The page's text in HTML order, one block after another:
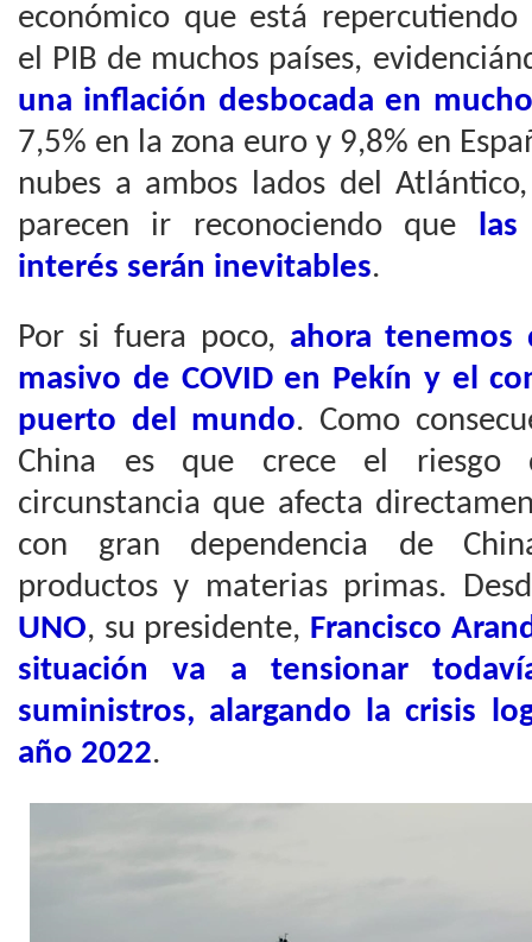
económico que está
el PIB de muchos países,
una inflación desbocada en
7,5% en la zona euro y 9,8% en
nubes a ambos lados del
parecen ir reconociendo que
interés serán inevitables.
Por si fuera poco, ahora
masivo de COVID en Pekín y el
puerto del mundo. Como
China es que crece el riesgo
circunstancia que afecta
con gran dependencia de
productos y materias primas.
UNO, su presidente, Francisco
situación va a tensionar
suministros, alargando la crisis
año 2022.